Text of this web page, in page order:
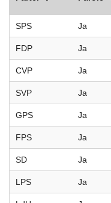
SPS Ja
FDP Ja
CVP Ja
SVP Ja
GPS Ja
FPS Ja
SD Ja
LPS Ja